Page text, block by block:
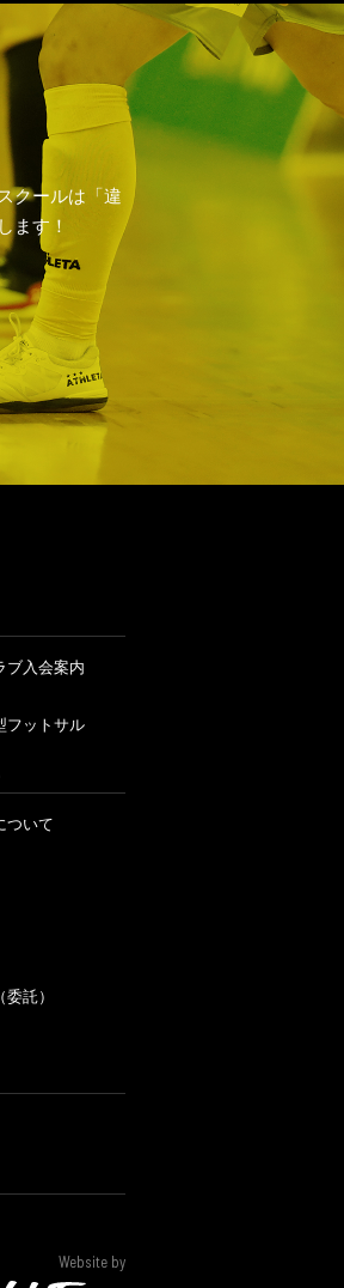
クールは「違
ます！
ブ入会案内
フットサル
ついて
託）
Website by